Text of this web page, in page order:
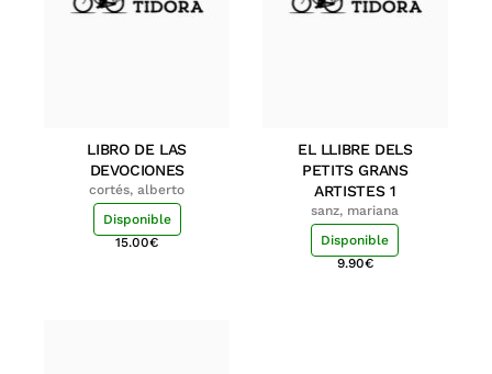
LIBRO DE LAS
DEVOCIONES
cortés, alberto
Disponible
15.00€
EL LLIBRE DELS
PETITS GRANS
ARTISTES 1
sanz, mariana
Disponible
9.90€